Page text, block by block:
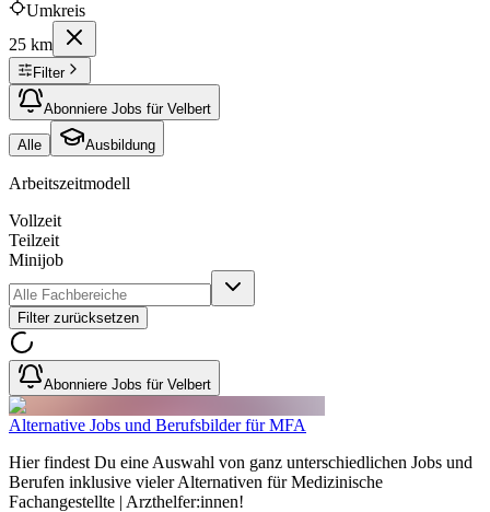
Umkreis
25 km
Filter
Abonniere Jobs für Velbert
Alle Ausbildung
Arbeitszeitmodell
Vollzeit
Teilzeit
Minijob
Filter zurücksetzen
Abonniere Jobs für Velbert
Alternative Jobs und Berufsbilder für MFA
Hier findest Du eine Auswahl von ganz unterschiedlichen Jobs und
Berufen inklusive vieler Alternativen für Medizinische
Fachangestellte | Arzthelfer:innen!